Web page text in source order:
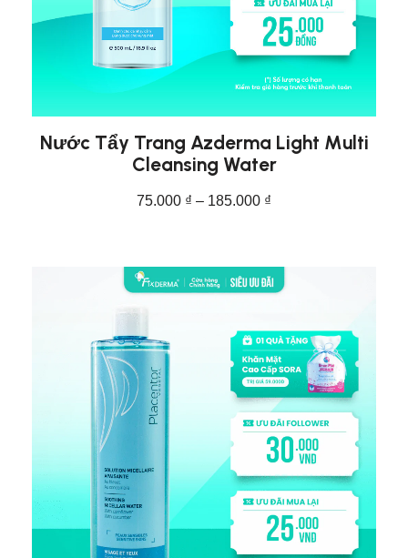
Nước Tẩy Trang Azderma Light Multi
Cleansing Water
75.000 ₫ – 185.000 ₫